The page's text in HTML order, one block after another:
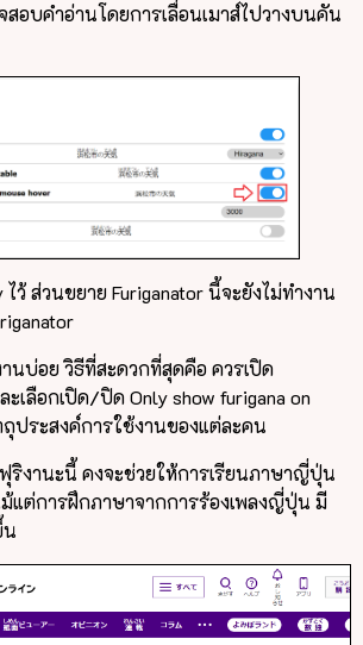
อบคำอ่านโดยการเลื่อนเมาส์ไปวางบนคัน
ว้ ส่วนขยาย Furiganator นี้จะยังไม่ทำงาน
นบ่อย วิธีที่สะดวกที่สุดคือ ควรเปิด
ะเลือกเปิด/ปิด Only show furigana on
ถุประสงค์การใช้งานของแต่ละคน
ริงานะนี้ คงจะช่วยให้การเรียนภาษาญี่ปุ่น
แต่การฝึกภาษาจากการร้องเพลงญี่ปุ่น มี
น